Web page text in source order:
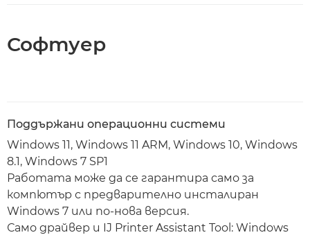
Софтуер
Поддържани операционни системи
Windows 11, Windows 11 ARM, Windows 10, Windows
8.1, Windows 7 SP1
Работата може да се гарантира само за
компютър с предварително инсталиран
Windows 7 или по-нова версия.
Само драйвер и IJ Printer Assistant Tool: Windows